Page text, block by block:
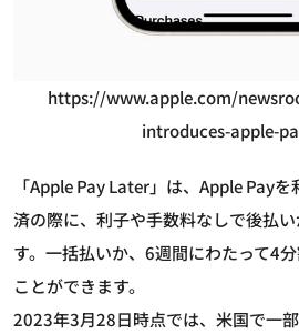
https://www.apple.com/
introduces-apple-
「Apple Pay Later」は、Apple Pay
済の際に、利子や手数料なしで後払
す。一括払いか、6週間にわたって4
ことができます。
2023年3月28日時点では、米国で一